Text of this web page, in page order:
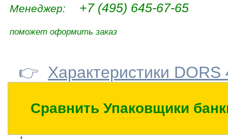
Менеджер: +7 (495) 645-67-65
поможет оформить заказ
👉 Характеристики
Сравнить Упаковщики